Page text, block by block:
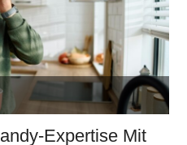
Expertise Mit